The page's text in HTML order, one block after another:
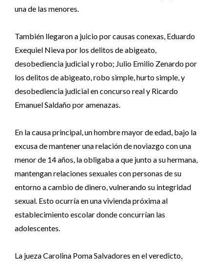
una de las menores.
También llegaron a juicio por causas conexas, Eduardo
Exequiel Nieva por los delitos de abigeato,
desobediencia judicial y robo; Julio Emilio Zenardo por
los delitos de abigeato, robo simple, hurto simple, y
desobediencia judicial en concurso real y Ricardo
Emanuel Saldaño por amenazas.
En la causa principal, un hombre mayor de edad, bajo la
excusa de mantener una relación de noviazgo con una
menor de 14 años, la obligaba a que junto a su hermana,
mantengan relaciones sexuales con personas de su
entorno a cambio de dinero, vulnerando su integridad
sexual. Esto ocurría en una vivienda próxima al
establecimiento escolar donde concurrían las
adolescentes.
La jueza Carolina Poma Salvadores en el veredicto,